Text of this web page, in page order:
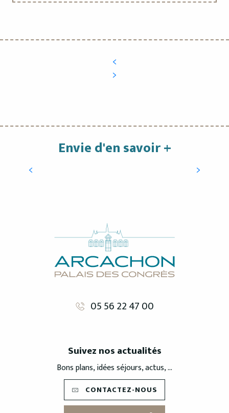
Envie d'en savoir +
Congrès, colloques
05 56 22 47 00
Suivez nos actualités
Bons plans, idées séjours, actus, ...
CONTACTEZ-NOUS